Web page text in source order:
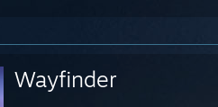
Wayfinder